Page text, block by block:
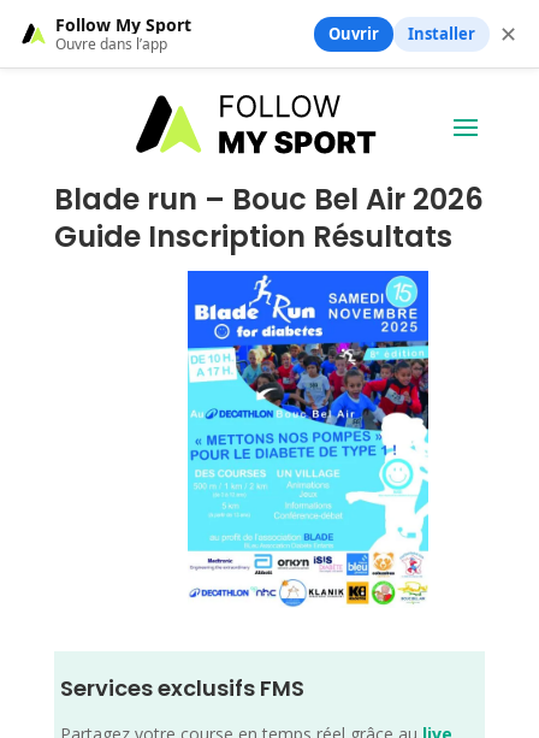
Blade run – Bouc Bel Air 2026
Guide Inscription Résultats
Services exclusifs FMS
Follow My Sport
Ouvre dans l’app Ouvrir Installer ✕